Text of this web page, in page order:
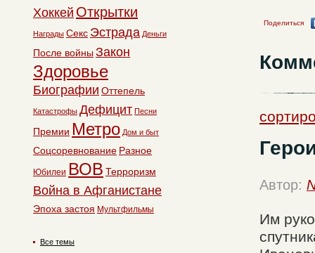
Поделиться
Автор:
Им
Хоккей Открытки
Награды Секс Эстрада Деньги
После войны Закон
Здоровье
Биографии Оттепель
Катастрофы Дефицит Песни
Премии Метро Дом и быт
Соцсоревнование Разное
Юбилеи ВОВ Терроризм
Война в Афганистане
Эпоха застоя Мультфильмы
Все темы